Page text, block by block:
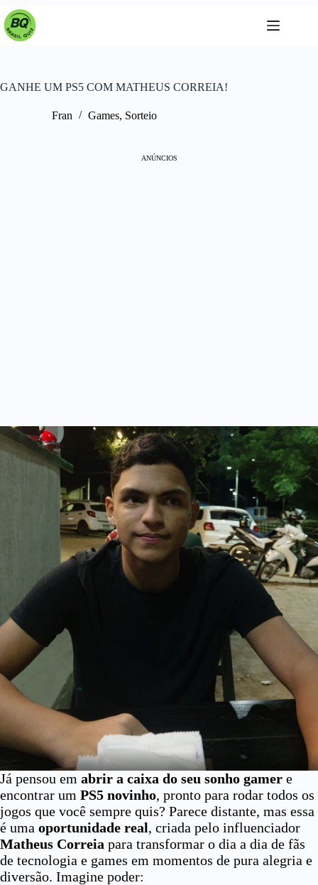
Pular
para
GANHE UM PS5 COM MATHEUS CORREIA!
Fran Games, Sorteio
ANÚNCIOS
Já pensou em abrir a caixa do seu sonho gamer e
encontrar um PS5 novinho, pronto para rodar todos os
jogos que você sempre quis? Parece distante, mas essa
é uma oportunidade real, criada pelo influenciador
Matheus Correia para transformar o dia a dia de fãs
de tecnologia e games em momentos de pura alegria e
diversão. Imagine poder: